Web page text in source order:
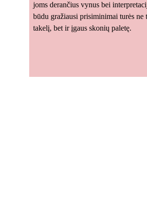
joms derančius vynus bei
būdu gražiausi prisiminimai turės ne
takelį, bet ir įgaus skonių paletę.